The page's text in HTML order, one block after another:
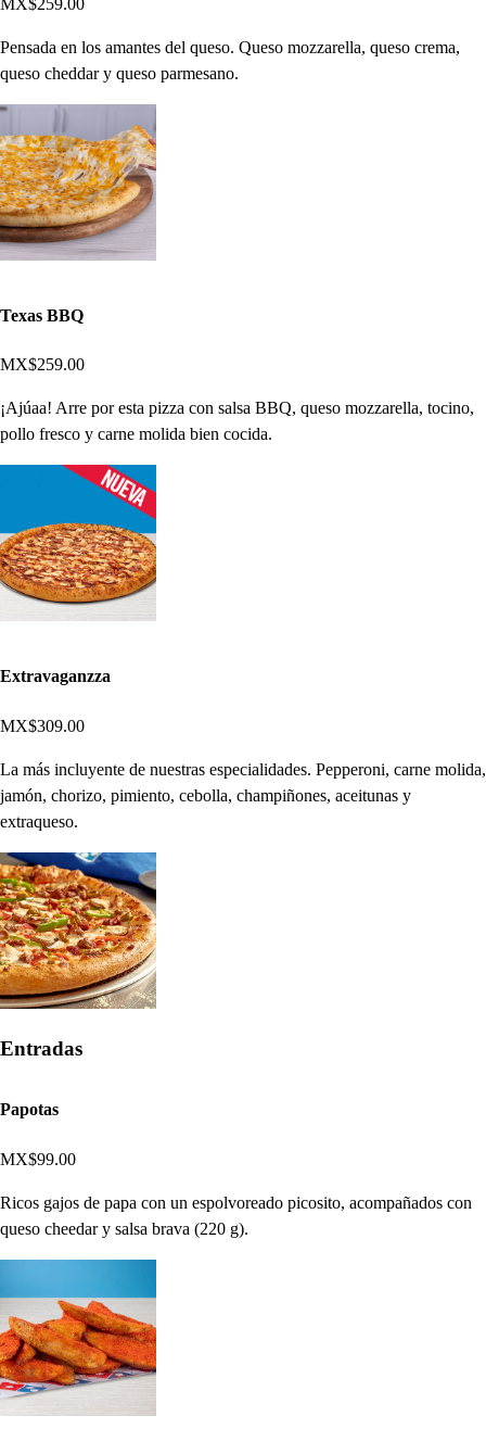
MX$259.00
Pensada en los amantes del queso. Queso mozzarella, queso crema,
queso cheddar y queso parmesano.
Texas BBQ
MX$259.00
¡Ajúaa! Arre por esta pizza con salsa BBQ, queso mozzarella, tocino,
pollo fresco y carne molida bien cocida.
Extravaganzza
MX$309.00
La más incluyente de nuestras especialidades. Pepperoni, carne molida,
jamón, chorizo, pimiento, cebolla, champiñones, aceitunas y
extraqueso.
Entradas
Papotas
MX$99.00
Ricos gajos de papa con un espolvoreado picosito, acompañados con
queso cheedar y salsa brava (220 g).